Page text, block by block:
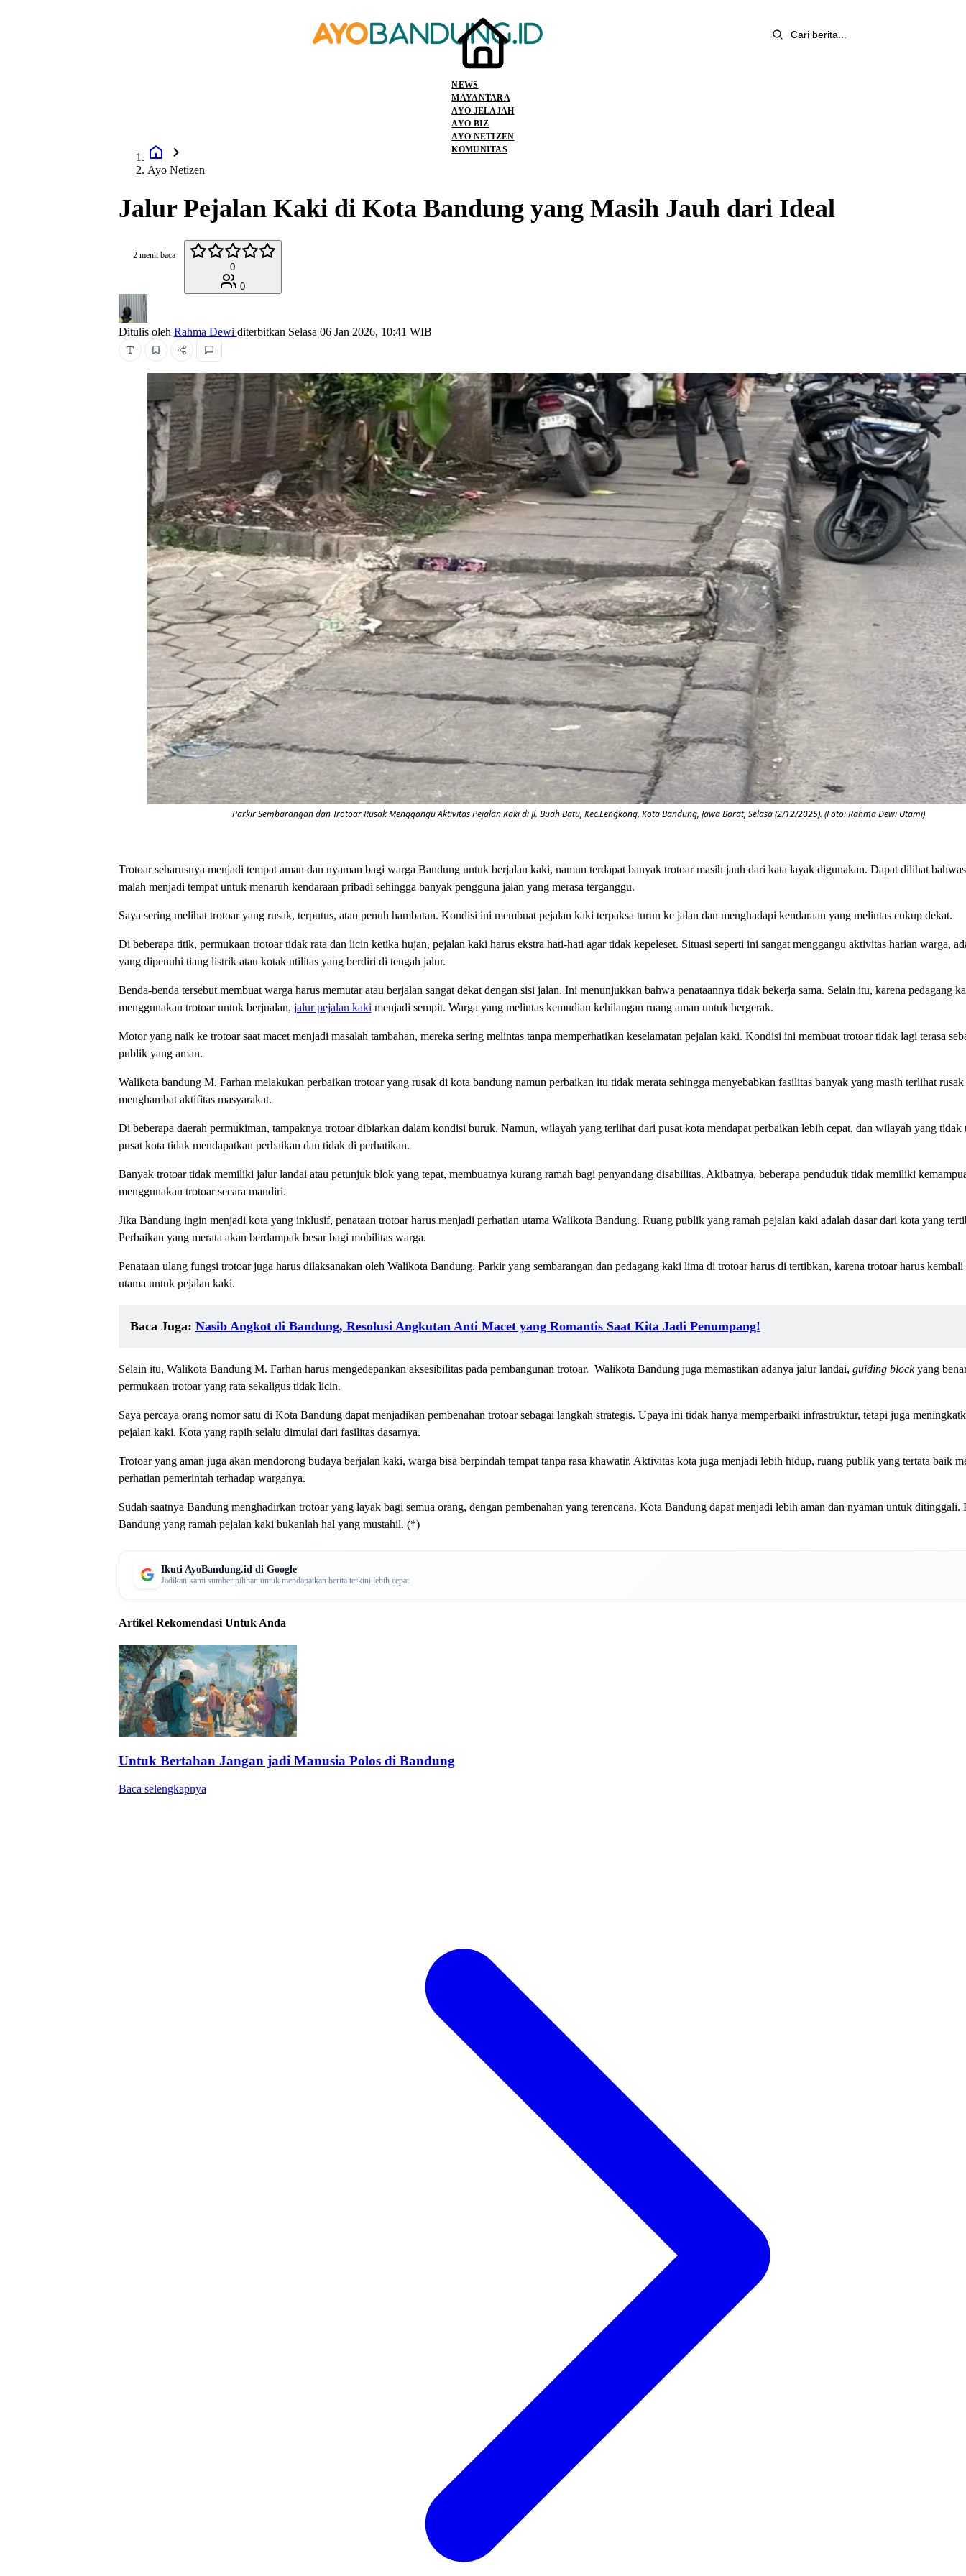
NEWS
MAYANTARA
AYO JELAJAH
AYO BIZ
AYO NETIZEN
KOMUNITAS
Ayo Netizen
Jalur Pejalan Kaki di Kota Bandung yang Masih Jauh dari Ideal
2 menit baca
0
0
Ditulis oleh Rahma Dewi diterbitkan Selasa 06 Jan 2026, 10:41 WIB
Parkir Sembarangan dan Trotoar Rusak Menggangu Aktivitas Pejalan Kaki di Jl. Buah Batu, Kec.Lengkong, Kota Bandung, Jawa Barat, Selasa (2/12/2025). (Foto: Rahma Dewi Utami)
Trotoar seharusnya menjadi tempat aman dan nyaman bagi warga Bandung untuk berjalan kaki, namun terdapat banyak trotoar masih jauh dari kata layak digunakan. Dapat dilihat
malah menjadi tempat untuk menaruh kendaraan pribadi sehingga banyak pengguna jalan yang merasa terganggu.
Saya sering melihat trotoar yang rusak, terputus, atau penuh hambatan. Kondisi ini membuat pejalan kaki terpaksa turun ke jalan dan menghadapi kendaraan yang melintas cukup dekat.
Di beberapa titik, permukaan trotoar tidak rata dan licin ketika hujan, pejalan kaki harus ekstra hati-hati agar tidak kepeleset. Situasi seperti ini sangat menggangu aktivitas harian warga,
yang dipenuhi tiang listrik atau kotak utilitas yang berdiri di tengah jalur.
Benda-benda tersebut membuat warga harus memutar atau berjalan sangat dekat dengan sisi jalan. Ini menunjukkan bahwa penataannya tidak bekerja sama. Selain itu, karena pedagang
menggunakan trotoar untuk berjualan, jalur pejalan kaki menjadi sempit. Warga yang melintas kemudian kehilangan ruang aman untuk bergerak.
Motor yang naik ke trotoar saat macet menjadi masalah tambahan, mereka sering melintas tanpa memperhatikan keselamatan pejalan kaki. Kondisi ini membuat trotoar tidak lagi terasa
publik yang aman.
Walikota bandung M. Farhan melakukan perbaikan trotoar yang rusak di kota bandung namun perbaikan itu tidak merata sehingga menyebabkan fasilitas banyak yang masih terlihat rusak
menghambat aktifitas masyarakat.
Di beberapa daerah permukiman, tampaknya trotoar dibiarkan dalam kondisi buruk. Namun, wilayah yang terlihat dari pusat kota mendapat perbaikan lebih cepat, dan wilayah yang tidak
pusat kota tidak mendapatkan perbaikan dan tidak di perhatikan.
Banyak trotoar tidak memiliki jalur landai atau petunjuk blok yang tepat, membuatnya kurang ramah bagi penyandang disabilitas. Akibatnya, beberapa penduduk tidak memiliki
menggunakan trotoar secara mandiri.
Jika Bandung ingin menjadi kota yang inklusif, penataan trotoar harus menjadi perhatian utama Walikota Bandung. Ruang publik yang ramah pejalan kaki adalah dasar dari kota yang
Perbaikan yang merata akan berdampak besar bagi mobilitas warga.
Penataan ulang fungsi trotoar juga harus dilaksanakan oleh Walikota Bandung. Parkir yang sembarangan dan pedagang kaki lima di trotoar harus di tertibkan, karena trotoar harus
utama untuk pejalan kaki.
Baca Juga: Nasib Angkot di Bandung, Resolusi Angkutan Anti Macet yang Romantis Saat Kita Jadi Penumpang!
Selain itu, Walikota Bandung M. Farhan harus mengedepankan aksesibilitas pada pembangunan trotoar. Walikota Bandung juga memastikan adanya jalur landai, guiding blockyang
permukaan trotoar yang rata sekaligus tidak licin.
Saya percaya orang nomor satu di Kota Bandung dapat menjadikan pembenahan trotoar sebagai langkah strategis. Upaya ini tidak hanya memperbaiki infrastruktur, tetapi juga
pejalan kaki. Kota yang rapih selalu dimulai dari fasilitas dasarnya.
Trotoar yang aman juga akan mendorong budaya berjalan kaki, warga bisa berpindah tempat tanpa rasa khawatir. Aktivitas kota juga menjadi lebih hidup, ruang publik yang tertata baik
perhatian pemerintah terhadap warganya.
Sudah saatnya Bandung menghadirkan trotoar yang layak bagi semua orang, dengan pembenahan yang terencana. Kota Bandung dapat menjadi lebih aman dan nyaman untuk ditinggali.
Bandung yang ramah pejalan kaki bukanlah hal yang mustahil. (*)
Ikuti AyoBandung.id di Google
Jadikan kami sumber pilihan untuk mendapatkan berita terkini lebih cepat
Artikel Rekomendasi Untuk Anda
Untuk Bertahan Jangan jadi Manusia Polos di Bandung
Baca selengkapnya